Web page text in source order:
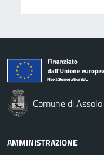
Comune di Assolo
AMMINISTRAZIONE